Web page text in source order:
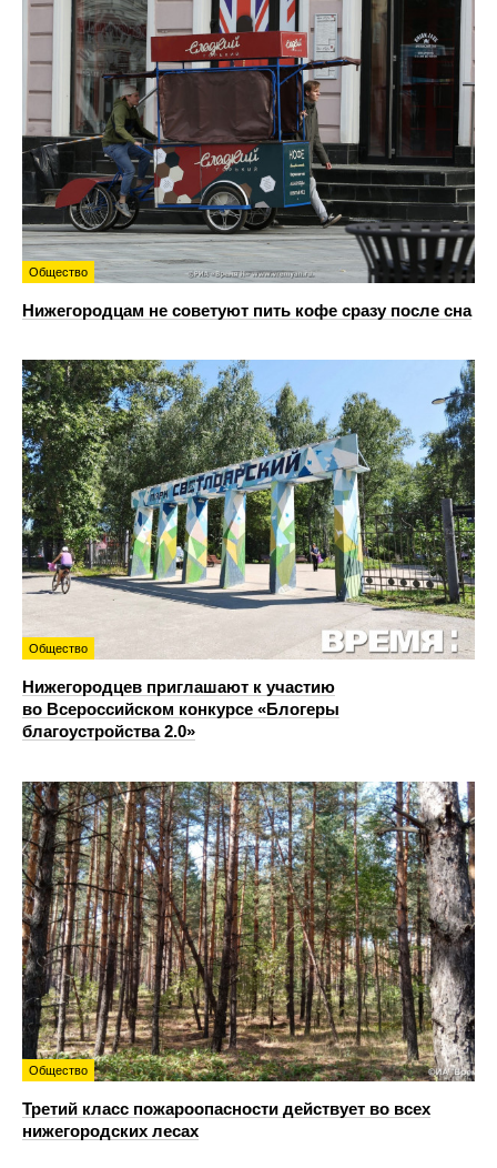
Общество
Нижегородцам не советуют пить кофе сразу после сна
Общество
Нижегородцев приглашают к участию
во Всероссийском конкурсе «Блогеры
благоустройства 2.0»
Общество
Третий класс пожароопасности действует во всех
нижегородских лесах